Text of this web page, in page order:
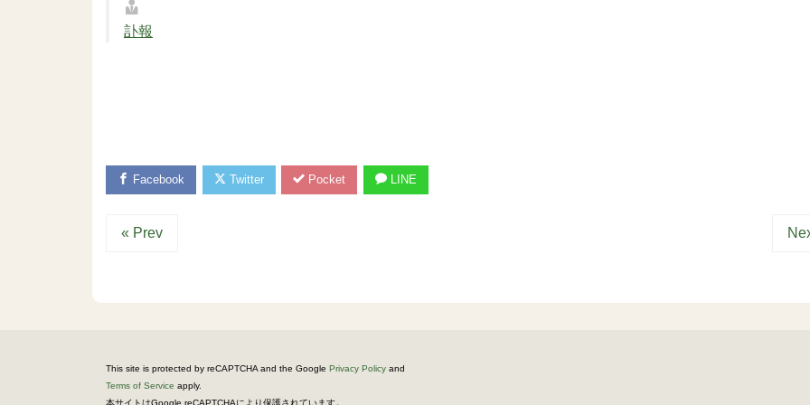
訃報
Facebook Twitter Pocket LINE
« Prev
This site is protected by reCAPTCHA and the Google Privacy Policy and
Terms of Service apply.
本サイトはGoogle reCAPTCHAにより保護されています。